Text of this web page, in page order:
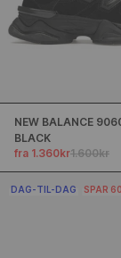
NEW BALANCE
BLACK
fra 1.360kr1.600kr
DAG-TIL-DAG SPAR